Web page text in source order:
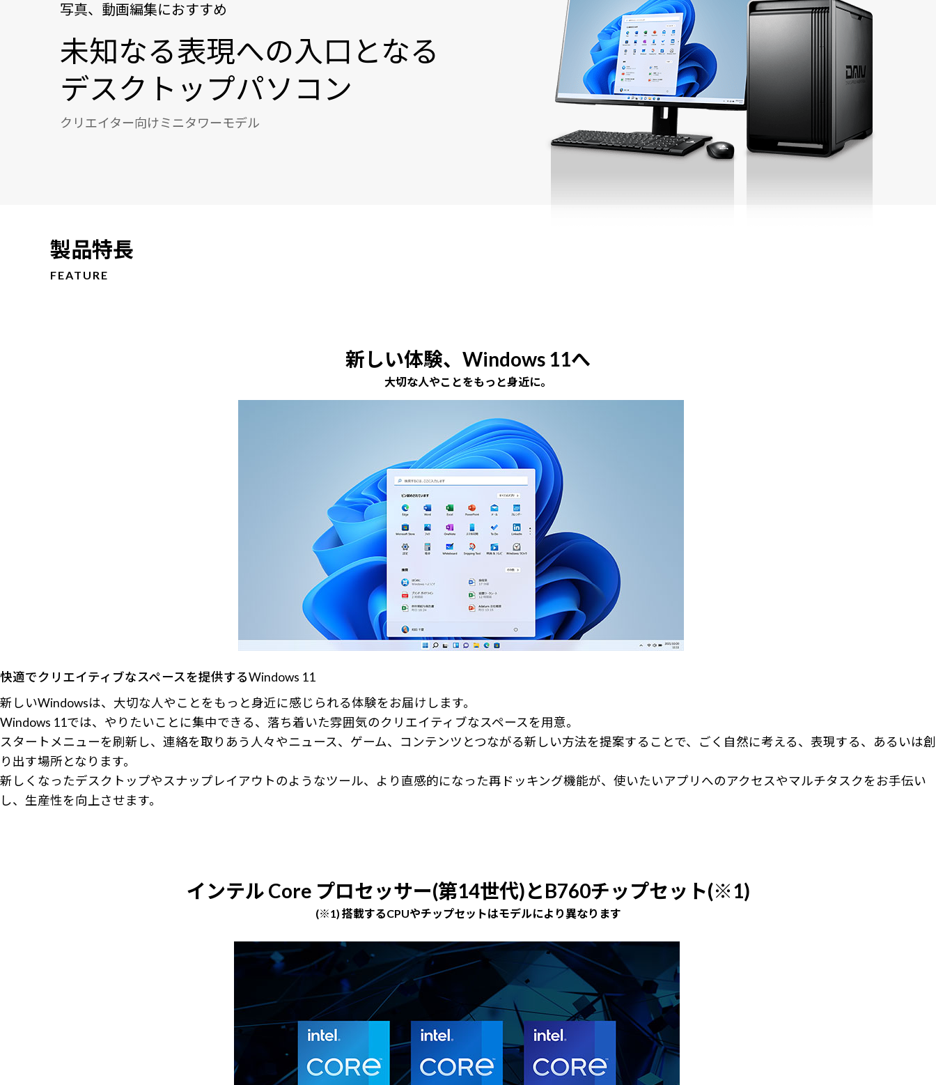
写真、動画編集におすすめ
未知なる表現への入口となる
デスクトップパソコン
クリエイター向けミニタワーモデル
製品特長
FEATURE
新しい体験、Windows 11へ
大切な人やことをもっと身近に。
快適でクリエイティブなスペースを提供するWindows 11
新しいWindowsは、大切な人やことをもっと身近に感じられる体験をお届けします。
Windows 11では、やりたいことに集中できる、落ち着いた雰囲気のクリエイティブなスペースを用意。
スタートメニューを刷新し、連絡を取りあう人々やニュース、ゲーム、コンテンツとつながる新しい方法を提案することで、ごく自然に考える、表現する、あるいは創
り出す場所となります。
新しくなったデスクトップやスナップレイアウトのようなツール、より直感的になった再ドッキング機能が、使いたいアプリへのアクセスやマルチタスクをお手伝い
し、生産性を向上させます。
インテル Core プロセッサー(第14世代)とB760チップセット(※1)
(※1) 搭載するCPUやチップセットはモデルにより異なります